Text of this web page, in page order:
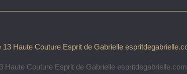
Haute Couture Esprit de Gabrielle espritdegabrielle.com